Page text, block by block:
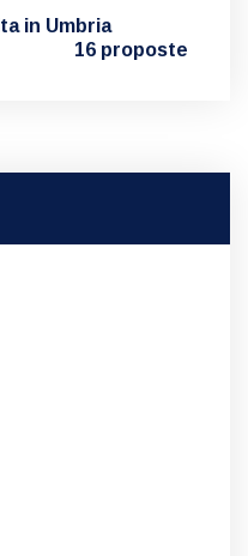
in Umbria
16 proposte